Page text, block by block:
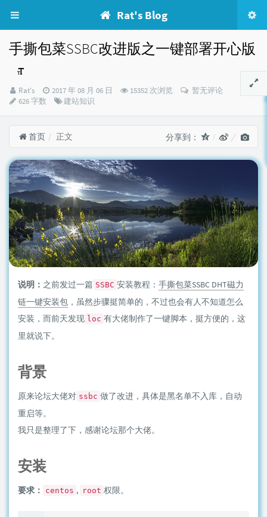
Rat's Blog
手撕包菜SSBC改进版之一键部署开心版
博
主：
Rat's
发
布
2017 年 08 月 06 日 15352 次浏览
暂无评论
626 字数
分
建站知识
首页 正文 分享到：
说明： 之前发过一篇 SSBC 安装教程： 手撕包菜SSBC DHT磁力
链一键安装包 ，虽然步骤挺简单的，不过也会有人不知道怎么
安装，而前天发现 loc 有大佬制作了一键脚本，挺方便的，这
里就说下。
背景
原来论坛大佬对 ssbc 做了改进，具体是黑名单不入库，自动
重启等。
我只是整理了下，感谢论坛那个大佬。
安装
要求： centos , root 权限。